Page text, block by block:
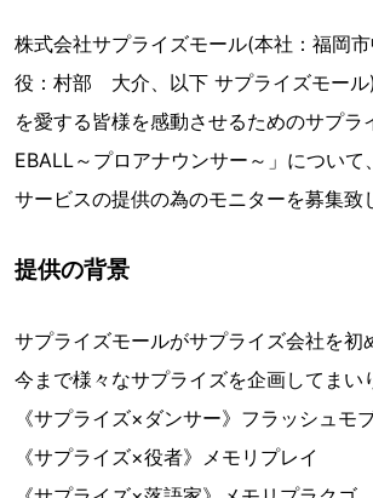
株式会社サプライズモール(本社：福岡
役：村部 大介、以下 サプライズモール
を愛する皆様を感動させるためのサプラ
EBALL～プロアナウンサー～」につい
サービスの提供の為のモニターを募集致
提供の背景
サプライズモールがサプライズ会社を初
今まで様々なサプライズを企画してまい
《サプライズ×ダンサー》フラッシュモ
《サプライズ×役者》メモリプレイ